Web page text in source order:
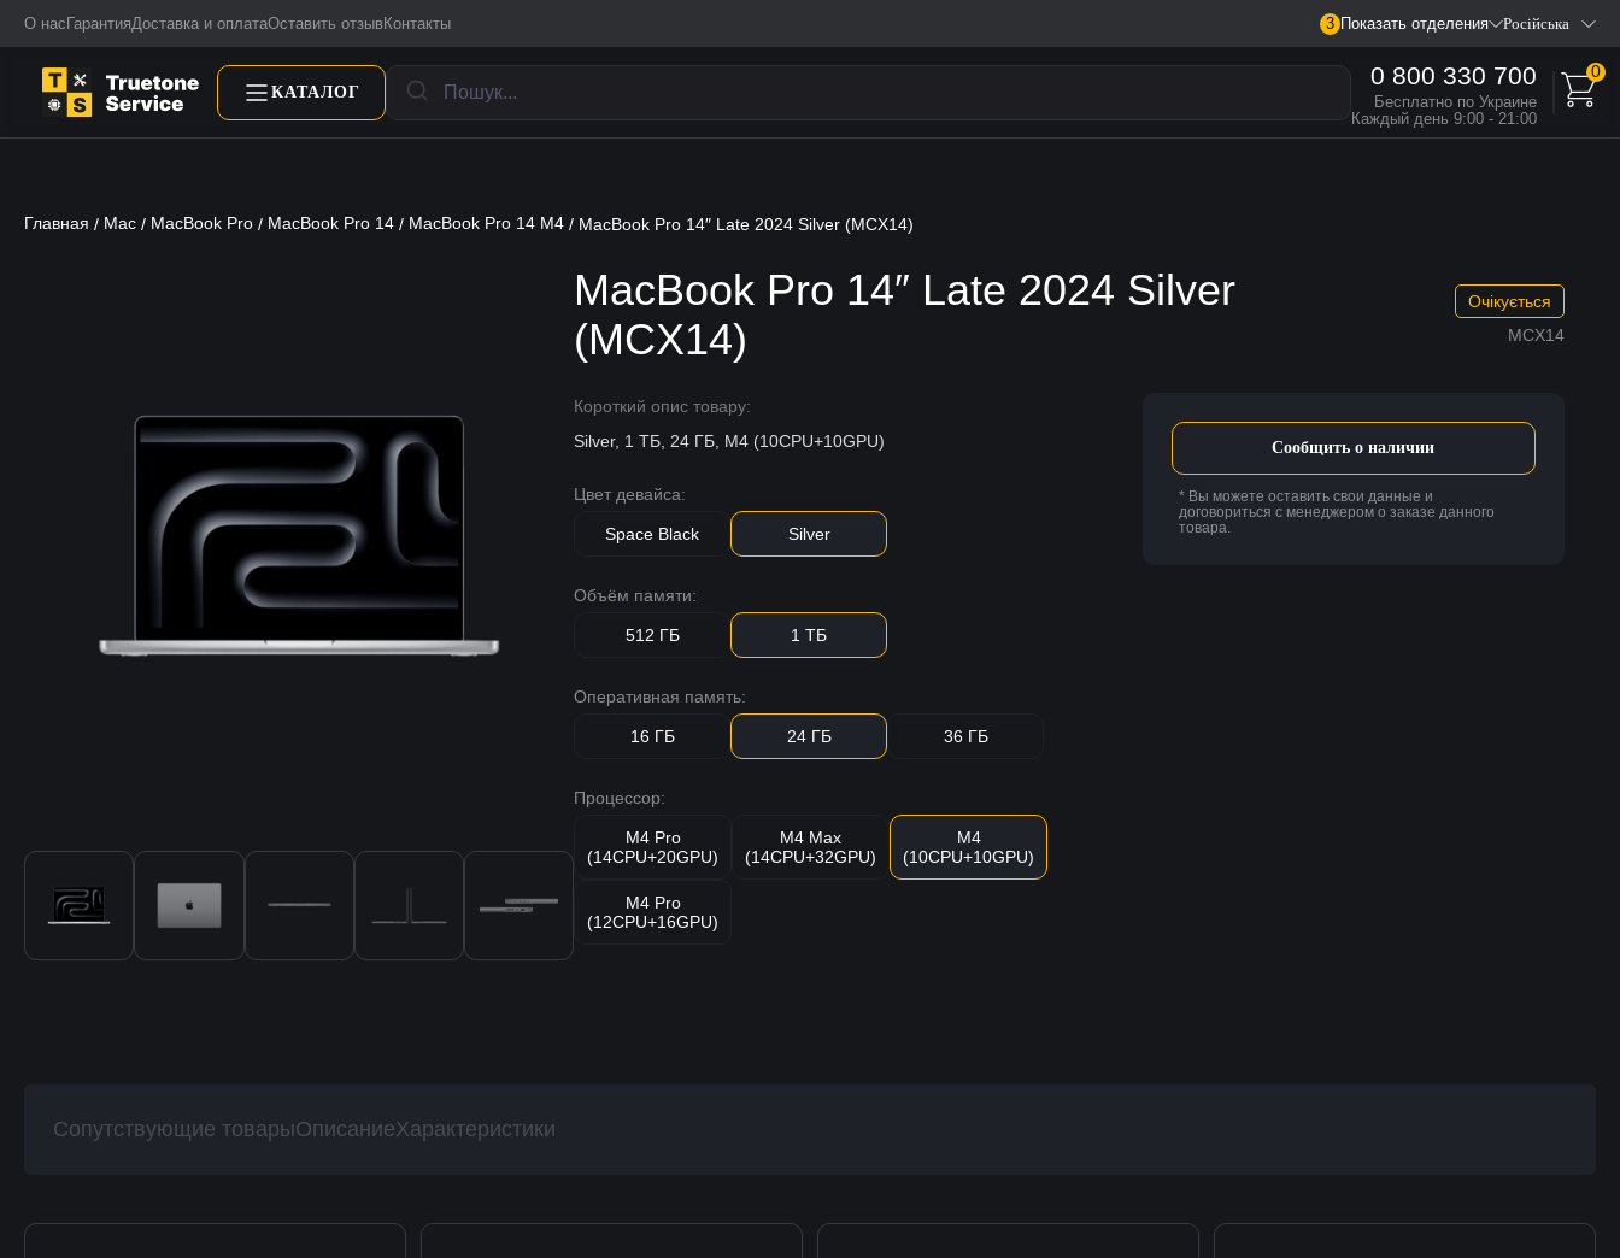
О нас ГарантияДоставка и оплатаОставить отзыв Контакты 3 Показать отделения Російська
КАТАЛОГ
0 800 330 700
Бесплатно по Украине
Каждый день 9:00 - 21:00
0
Главная / Mac / MacBook Pro / MacBook Pro 14 / MacBook Pro 14 M4 / MacBook Pro 14″ Late 2024 Silver (MCX14)
MacBook Pro 14″ Late 2024 Silver
(MCX14)
MCX14
Очікується
Короткий опис товару:
Silver, 1 ТБ, 24 ГБ, M4 (10CPU+10GPU)
Цвет девайса:
Space Black Silver
Объём памяти:
512 ГБ 1 ТБ
Оперативная память:
16 ГБ 24 ГБ 36 ГБ
Процессор:
M4 Pro
(14CPU+20GPU)
M4 Max
(14CPU+32GPU)
M4
(10CPU+10GPU)
M4 Pro
(12CPU+16GPU)
Сообщить о наличии
* Вы можете оставить свои данные и
договориться с менеджером о заказе данного
товара.
Сопутствующие товарыОписаниеХарактеристики